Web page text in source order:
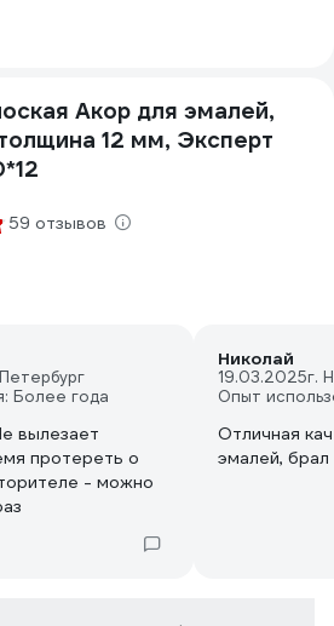
Акор для эмалей,
12 мм, Эксперт
59 отзывов
Более года
вылезает
протереть о
- можно
Николай
19.03.2025г.
Опыт
Отличная
эмалей, брал